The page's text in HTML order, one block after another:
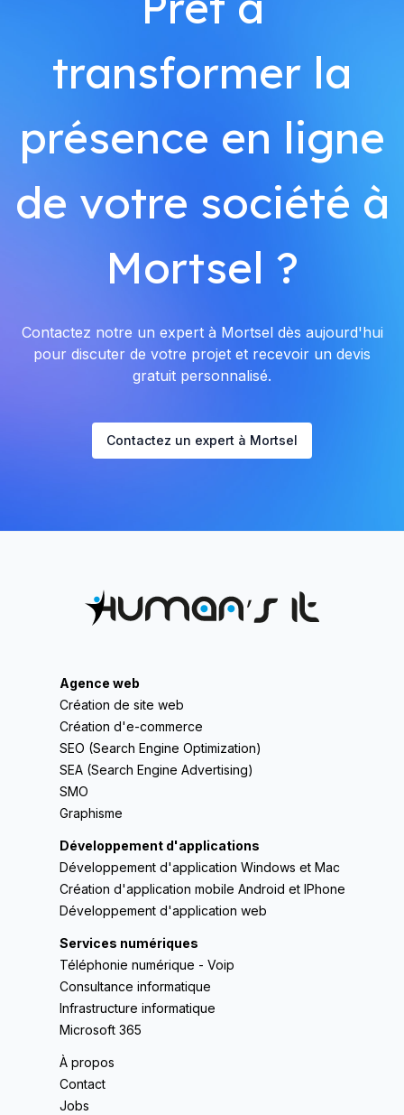
transformer la
présence en ligne
de votre société à
Mortsel ?
Contactez notre un expert à Mortsel dès aujourd'hui
pour discuter de votre projet et recevoir un devis
gratuit personnalisé.
Contactez un expert à Mortsel
Agence web
Création de site web
Création d'e-commerce
SEO (Search Engine Optimization)
SEA (Search Engine Advertising)
SMO
Graphisme
Développement d'applications
Développement d'application Windows et Mac
Création d'application mobile Android et IPhone
Développement d'application web
Services numériques
Téléphonie numérique - Voip
Consultance informatique
Infrastructure informatique
Microsoft 365
À propos
Contact
Jobs